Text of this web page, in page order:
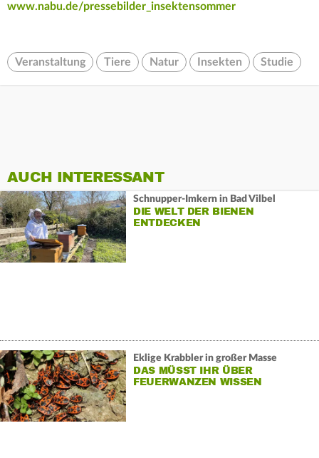
www.nabu.de/pressebilder_insektensommer
Veranstaltung Tiere Natur Insekten Studie
AUCH INTERESSANT
Schnupper-Imkern in Bad Vilbel
DIE WELT DER BIENEN
ENTDECKEN
Eklige Krabbler in großer Masse
DAS MÜSST IHR ÜBER
FEUERWANZEN WISSEN